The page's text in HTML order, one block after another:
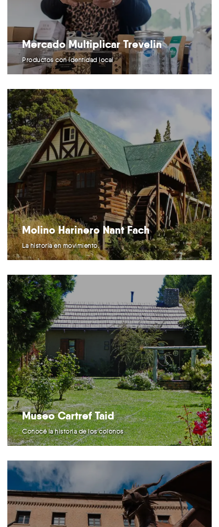
Mercado Multiplicar Trevelin
Productos con identidad local
Molino Harinero Nant Fach
La historia en movimiento.
Museo Cartref Taid
Conocé la historia de los colonos